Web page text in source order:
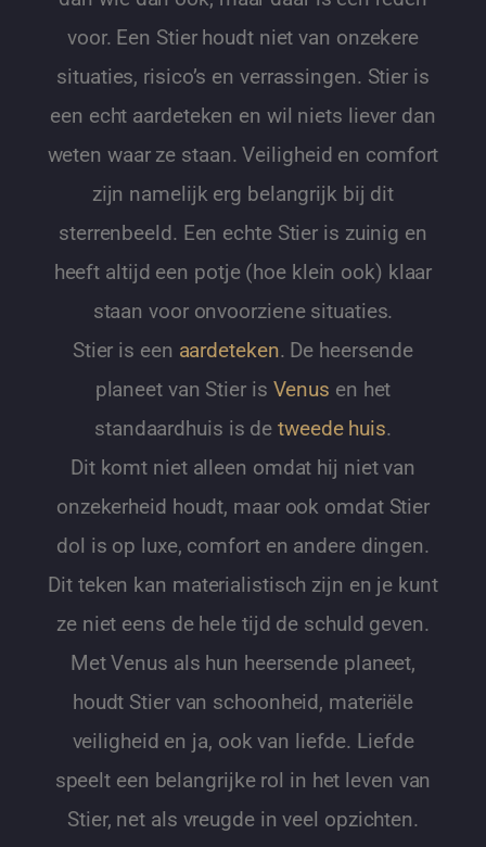
voor. Een Stier houdt niet van onzekere
situaties, risico’s en verrassingen. Stier is
een echt aardeteken en wil niets liever dan
weten waar ze staan. Veiligheid en comfort
zijn namelijk erg belangrijk bij dit
sterrenbeeld. Een echte Stier is zuinig en
heeft altijd een potje (hoe klein ook) klaar
staan ​​voor onvoorziene situaties.
Stier is een aardeteken. De heersende
planeet van Stier is Venus en het
standaardhuis is detweede huis.
Dit komt niet alleen omdat hij niet van
onzekerheid houdt, maar ook omdat Stier
dol is op luxe, comfort en andere dingen.
Dit teken kan materialistisch zijn en je kunt
ze niet eens de hele tijd de schuld geven.
Met Venus als hun heersende planeet,
houdt Stier van schoonheid, materiële
veiligheid en ja, ook van liefde. Liefde
speelt een belangrijke rol in het leven van
Stier, net als vreugde in veel opzichten.